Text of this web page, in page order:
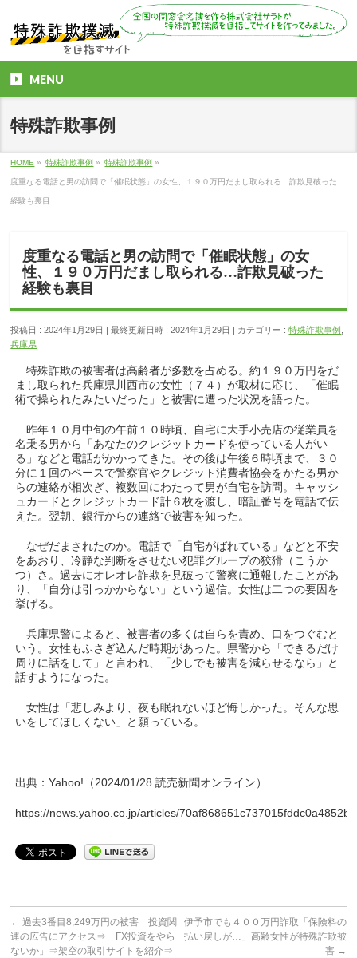
MENU
特殊詐欺事例
HOME » 特殊詐欺事例 » 特殊詐欺事例 »
度重なる電話と男の訪問で「催眠状態」の女性、１９０万円だまし取られる…詐欺見破った
経験も裏目
度重なる電話と男の訪問で「催眠状態」の女
性、１９０万円だまし取られる…詐欺見破った
経験も裏目
投稿日 : 2024年1月29日 最終更新日時 : 2024年1月29日 カテゴリー :特殊詐欺事例
兵庫県
特殊詐欺の被害者は高齢者が多数を占める。約１９０万円をだ
まし取られた兵庫県川西市の女性（７４）が取材に応じ、「催眠
術で操られたみたいだった」と被害に遭った状況を語った。
昨年１０月中旬の午前１０時頃、自宅に大手小売店の従業員を
名乗る男から「あなたのクレジットカードを使っている人がい
る」などと電話がかかってきた。その後は午後６時頃まで、３０
分に１回のペースで警察官やクレジット消費者協会をかたる男か
らの連絡が相次ぎ、複数回にわたって男が自宅を訪問。キャッシ
ュカードとクレジットカード計６枚を渡し、暗証番号を電話で伝
えた。翌朝、銀行からの連絡で被害を知った。
なぜだまされたのか。電話で「自宅がばれている」などと不安
をあおり、冷静な判断をさせない犯罪グループの狡猾（こうか
つ）さ。過去にオレオレ詐欺を見破って警察に通報したことがあ
り、「自分は引っかからない」という過信。女性は二つの要因を
挙げる。
兵庫県警によると、被害者の多くは自らを責め、口をつぐむと
いう。女性もふさぎ込んだ時期があった。県警から「できるだけ
周りに話をして」と言われ、「少しでも被害を減らせるなら」と
話すようになった。
女性は「悲しみより、夜も眠れないほど悔しかった。そんな思
いをしてほしくない」と願っている。
出典：Yahoo!（2024/01/28 読売新聞オンライン）
https://news.yahoo.co.jp/articles/
← 過去3番目8,249万円の被害 投資関
連の広告にアクセス⇒「FX投資をやら
ないか」⇒架空の取引サイトを紹介⇒
伊予市でも４００万円詐取「保険料の
払い戻しが…」高齢女性が特殊詐欺被
害 →